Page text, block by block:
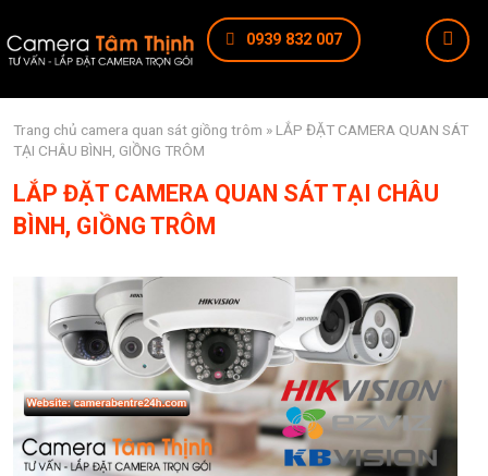
0939 832 007
Trang chủ camera quan sát giồng trôm » LẮP ĐẶT CAMERA QUAN SÁT
TẠI CHÂU BÌNH, GIỒNG TRÔM
LẮP ĐẶT CAMERA QUAN SÁT TẠI CHÂU
BÌNH, GIỒNG TRÔM